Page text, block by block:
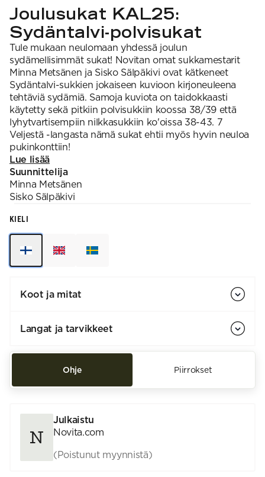
Joulusukat KAL25:
Sydäntalvi-polvisukat
Tule mukaan neulomaan yhdessä joulun
sydämellisimmät sukat! Novitan omat sukkamestarit
Minna Metsänen ja Sisko Sälpäkivi ovat kätkeneet
Sydäntalvi-sukkien jokaiseen kuvioon kirjoneuleena
tehtäviä sydämiä. Samoja kuviota on taidokkaasti
käytetty sekä pitkiin polvisukkiin koossa 38/39 että
lyhytvartisempiin nilkkasukkiin ko'oissa 38-43. 7
Veljestä -langasta nämä sukat ehtii myös hyvin neuloa
pukinkonttiin!
Lue lisää
Suunnittelija
Minna Metsänen
Sisko Sälpäkivi
KIELI
Koot ja mitat
Langat ja tarvikkeet
Ohje Piirrokset
Julkaistu
Novita.com
(Poistunut myynnistä)